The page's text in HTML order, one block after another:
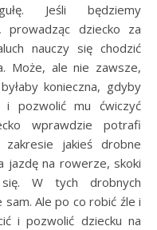
Jeśli będziemy
prowadząc dziecko za
nauczy się chodzić
Może, ale nie zawsze,
konieczna, gdyby
i pozwolić mu ćwiczyć
wprawdzie potrafi
zakresie jakieś drobne
jazdę na rowerze, skoki
W tych drobnych
Ale po co robić źle i
i pozwolić dziecku na